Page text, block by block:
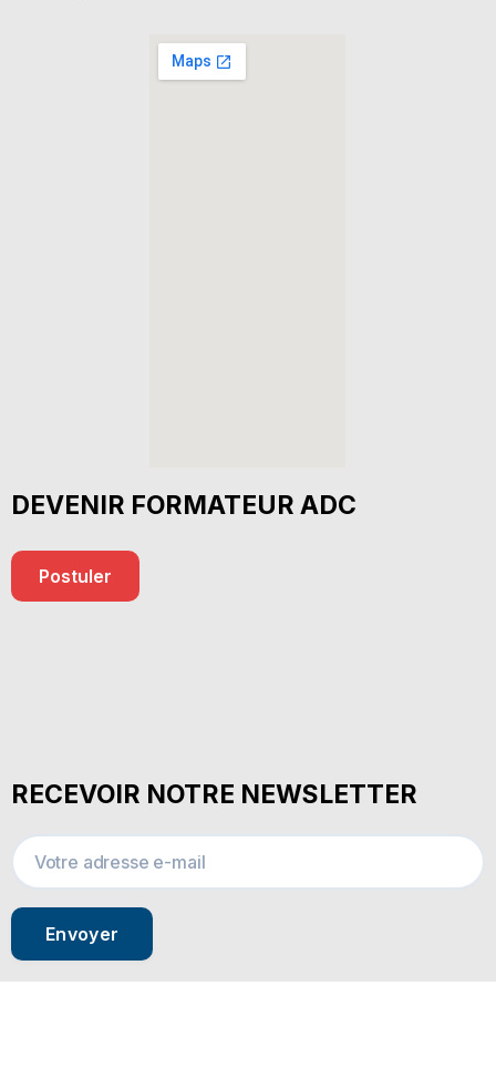
DEVENIR FORMATEUR ADC
Postuler
RECEVOIR NOTRE NEWSLETTER
Envoyer